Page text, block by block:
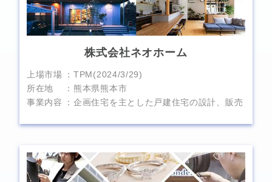
株式会社ネオホーム
上場市場
TPM(2024/3/29)
所在地
熊本県熊本市
事業内容
企画住宅を主とした戸建住宅の設計、販売